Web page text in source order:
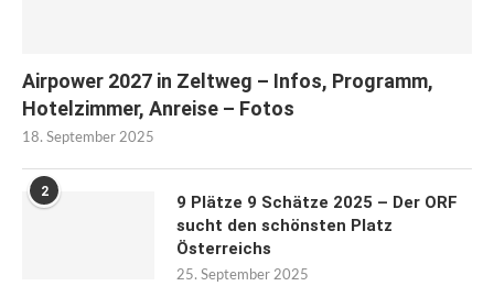
Airpower 2027 in Zeltweg – Infos, Programm,
Hotelzimmer, Anreise – Fotos
18. September 2025
2
9 Plätze 9 Schätze 2025 – Der ORF
sucht den schönsten Platz
Österreichs
25. September 2025